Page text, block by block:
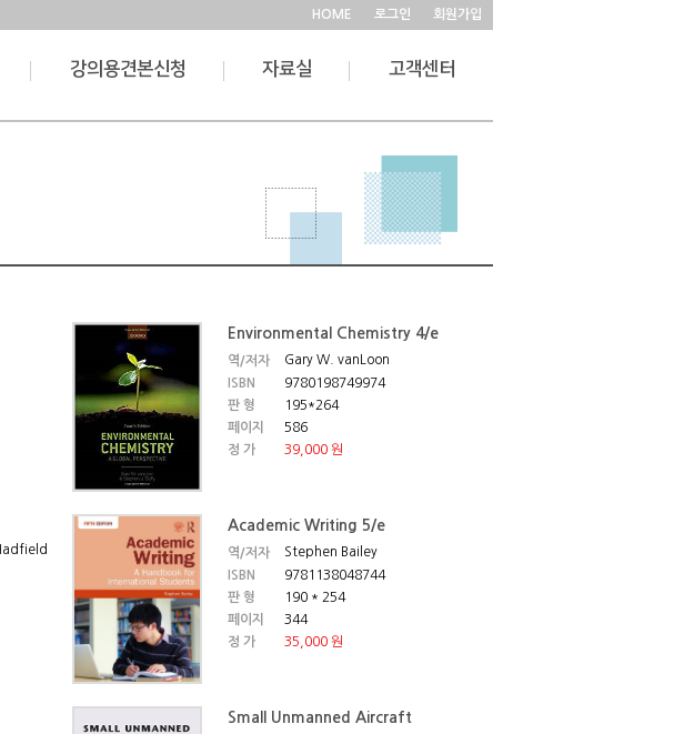
HOME 로그인 회원가입
강의용견본신청 자료실 고객센터
Environmental Chemistry 4/e
역/저자
Gary W. vanLoon
ISBN
9780198749974
판 형
195*264
페이지
586
정 가
39,000 원
Academic Writing 5/e
역/저자
Stephen Bailey
ISBN
9781138048744
판 형
190 * 254
페이지
344
정 가
35,000 원
Small Unmanned Aircraft